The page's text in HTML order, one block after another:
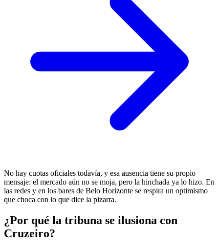
No hay cuotas oficiales todavía, y esa ausencia tiene su propio
mensaje: el mercado aún no se moja, pero la hinchada ya lo hizo. En
las redes y en los bares de Belo Horizonte se respira un optimismo
que choca con lo que dice la pizarra.
¿Por qué la tribuna se ilusiona con
Cruzeiro?